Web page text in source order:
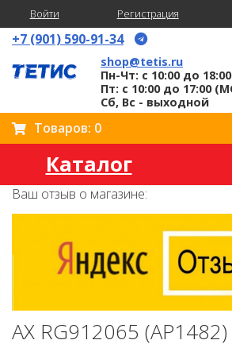
Войти Регистрация
+7 (901) 590-91-34
shop@tetis.ru
Пн-Чт: с 10:00 до
Пт: с 10:00 до 17:00
Сб, Вс - выходной
Товаров: 0
Каталог
Ваш отзыв о магазине:
AX RG912065